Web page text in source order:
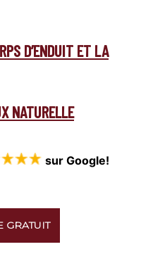
D’ENDUIT ET LA
NATURELLE
sur Google!
GRATUIT